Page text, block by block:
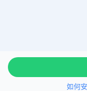
如何